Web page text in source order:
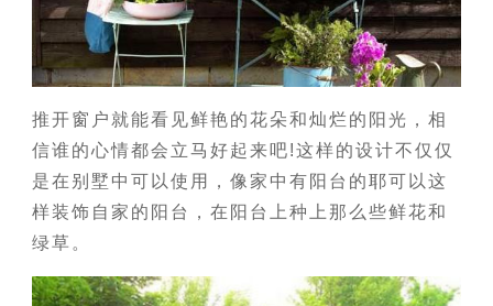
推开窗户就能看见鲜艳的花朵和灿烂的阳光，相
信谁的心情都会立马好起来吧!这样的设计不仅仅
是在别墅中可以使用，像家中有阳台的耶可以这
样装饰自家的阳台，在阳台上种上那么些鲜花和
绿草。